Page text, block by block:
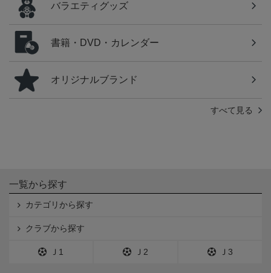
バラエティグッズ
書籍・DVD・カレンダー
オリジナルブランド
すべて見る
一覧から探す
カテゴリから探す
クラブから探す
Ｊ1 Ｊ2 Ｊ3